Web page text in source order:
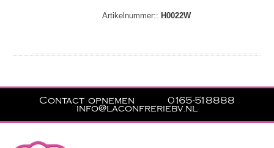
Artikelnummer:: H0022W
Contact opnemen
0165-518888
info@laconfreriebv.nl